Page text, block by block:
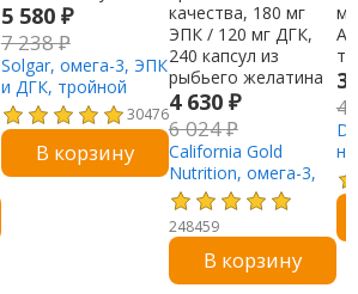
5 580 ₽
7 238₽
Solgar, омега-3, ЭПК
и ДГК, тройной
концентрации, 950
мг, 100 капсул
30476
В корзину
4 630 ₽
6 024₽
California Gold
Nutrition, омега-3,
рыбий жир
премиального
качества, 180 мг
ЭПК / 120 мг ДГК,
240 капсул из
248459
В корзину
3
4